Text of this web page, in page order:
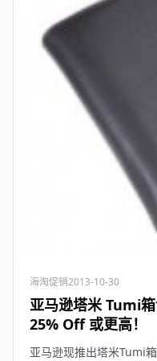
海淘促销2013-10-30
亚马逊塔米 Tumi
25% Off 或更高！
亚马逊现推出塔米Tumi